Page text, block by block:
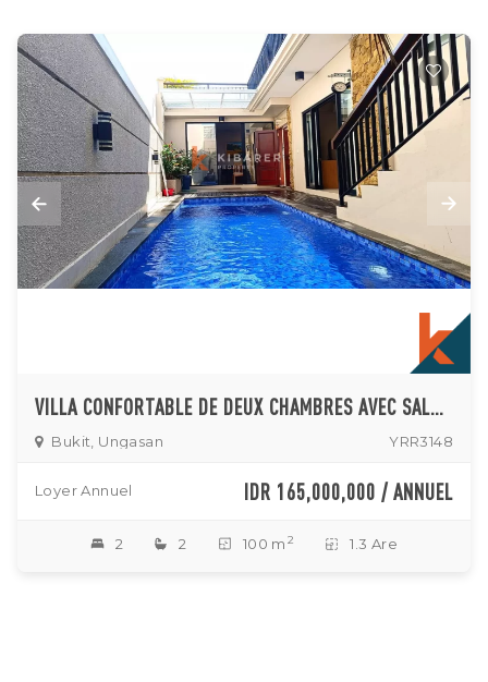
VILLA CONFORTABLE DE DEUX CHAMBRES AVEC SALON FERMÉ SITUÉE À UNGASAN
Bukit, Ungasan YRR3148
Loyer Annuel IDR 165,000,000 / ANNUEL
2 2 100 m 2 1.3 Are